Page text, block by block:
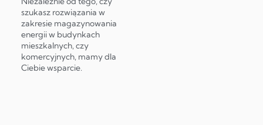
szukasz rozwiązania w
zakresie magazynowania
energii w budynkach
mieszkalnych, czy
komercyjnych, mamy dla
Ciebie wsparcie.